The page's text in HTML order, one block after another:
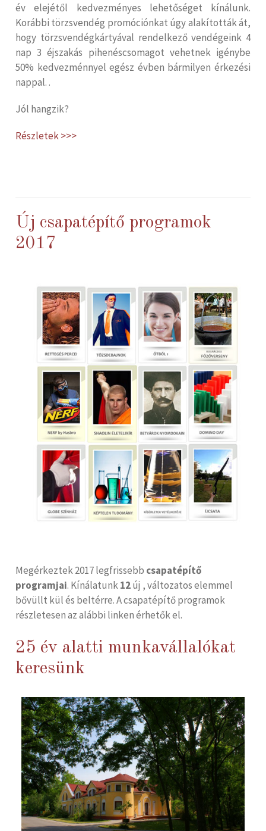
év elejétől kedvezményes lehetőséget kínálunk.
Korábbi törzsvendég promóciónkat úgy alakították át,
hogy törzsvendégkártyával rendelkező vendégeink 4
nap 3 éjszakás pihenéscsomagot vehetnek igénybe
50% kedvezménnyel egész évben bármilyen érkezési
nappal. .
Jól hangzik?
Részletek >>>
Új csapatépítő programok
2017
Megérkeztek 2017 legfrissebb csapatépítő
programjai. Kínálatunk12új , változatos elemmel
bővüllt kül és beltérre. A csapatépítő programok
részletesen az alábbi linken érhetők el.
25 év alatti munkavállalókat
keresünk